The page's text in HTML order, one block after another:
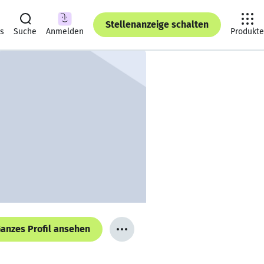
Suche Anmelden
Stellenanzeige schalten
Produkte
Profil ansehen